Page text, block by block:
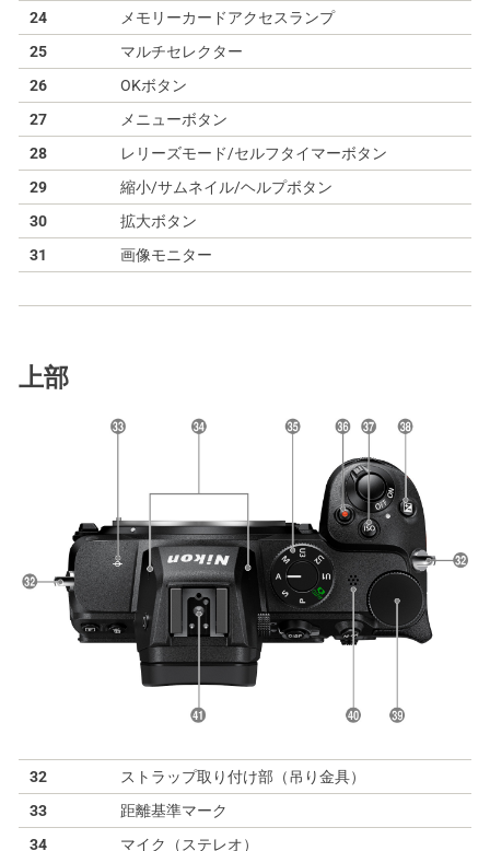
24
メモリーカードアクセスランプ
25
マルチセレクター
26
OKボタン
27
メニューボタン
28
レリーズモード/セルフタイマーボタン
29
縮小/サムネイル/ヘルプボタン
30
拡大ボタン
31
画像モニター
上部
32
ストラップ取り付け部（吊り金具）
33
距離基準マーク
34
マイク（ステレオ）